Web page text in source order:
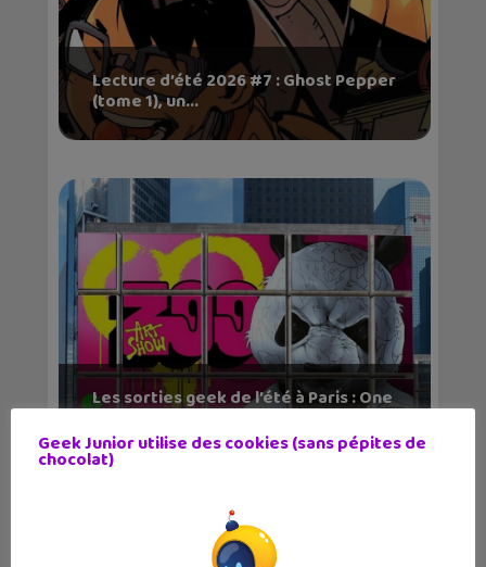
Lecture d’été 2026 #7 : Ghost Pepper
(tome 1), un...
Les sorties geek de l’été à Paris : One
Geek Junior utilise des cookies (sans pépites de
chocolat)